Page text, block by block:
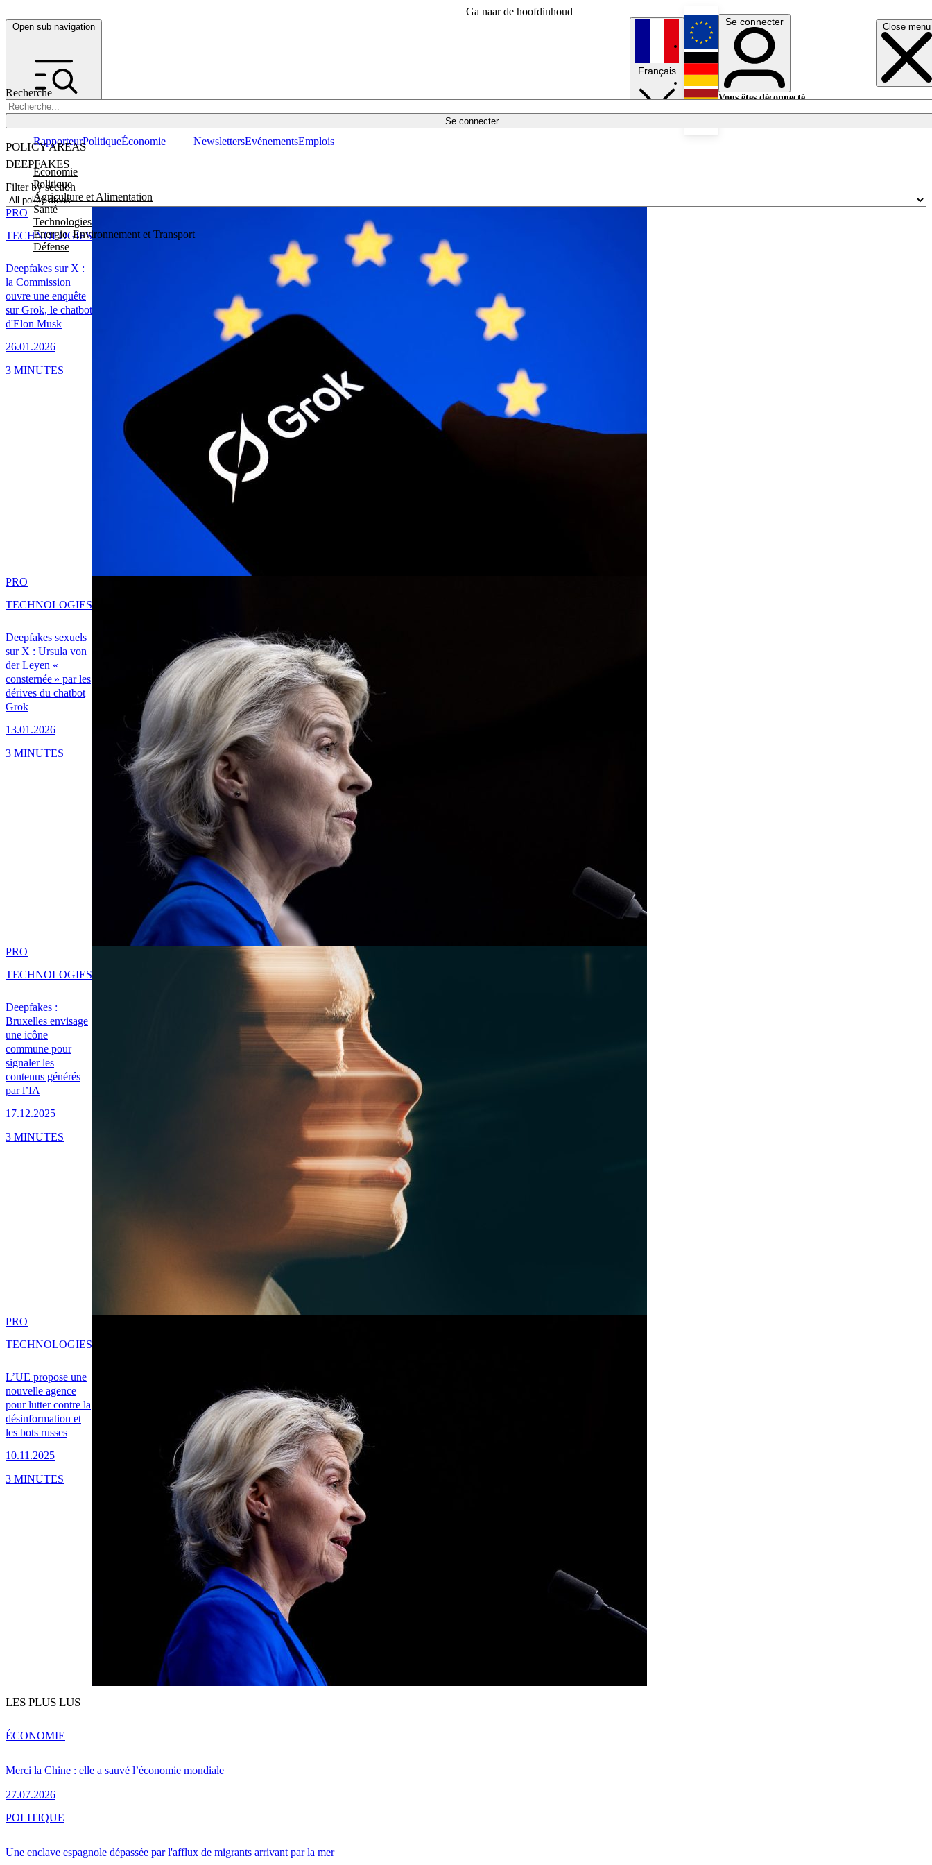
Ga naar de hoofdinhoud
Open sub navigation Close menu
Recherche
Se connecter
POLICY AREAS
Economie
Politique
Agriculture et Alimentation
Santé
Technologies
Energie, Environnement et Transport
Défense
RapporteurPolitiqueÉconomie NewslettersEvénementsEmplois
Français
English
Deutsch
Se connecter
Vous êtes déconnecté.
DEEPFAKES
Filter by section
Deepfakes sur X :
la Commission
ouvre une enquête
sur Grok, le chatbot
d'Elon Musk
26.01.2026
PRO
TECHNOLOGIES
3 MINUTES
Deepfakes sexuels
sur X : Ursula von
der Leyen «
consternée » par les
dérives du chatbot
Grok
13.01.2026
PRO
TECHNOLOGIES
3 MINUTES
Deepfakes :
Bruxelles envisage
une icône
commune pour
signaler les
contenus générés
par l’IA
17.12.2025
PRO
TECHNOLOGIES
3 MINUTES
L’UE propose une
nouvelle agence
pour lutter contre la
désinformation et
les bots russes
10.11.2025
PRO
TECHNOLOGIES
3 MINUTES
LES PLUS LUS
Merci la Chine : elle a sauvé l’économie mondiale
27.07.2026
ÉCONOMIE
Une enclave espagnole dépassée par l'afflux de migrants arrivant par la mer
POLITIQUE